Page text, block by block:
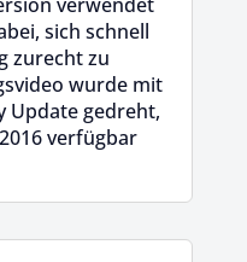
sich schnell
zurecht zu
wurde mit
Update gedreht,
verfügbar